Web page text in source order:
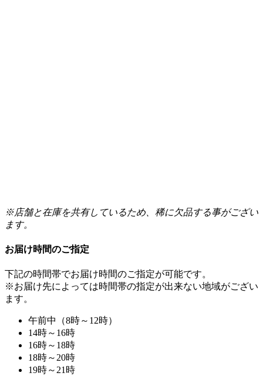
※店舗と在庫を共有しているため、稀に欠品する事がござい
ます。
お届け時間のご指定
下記の時間帯でお届け時間のご指定が可能です。
※お届け先によっては時間帯の指定が出来ない地域がござい
ます。
午前中（8時～12時）
14時～16時
16時～18時
18時～20時
19時～21時